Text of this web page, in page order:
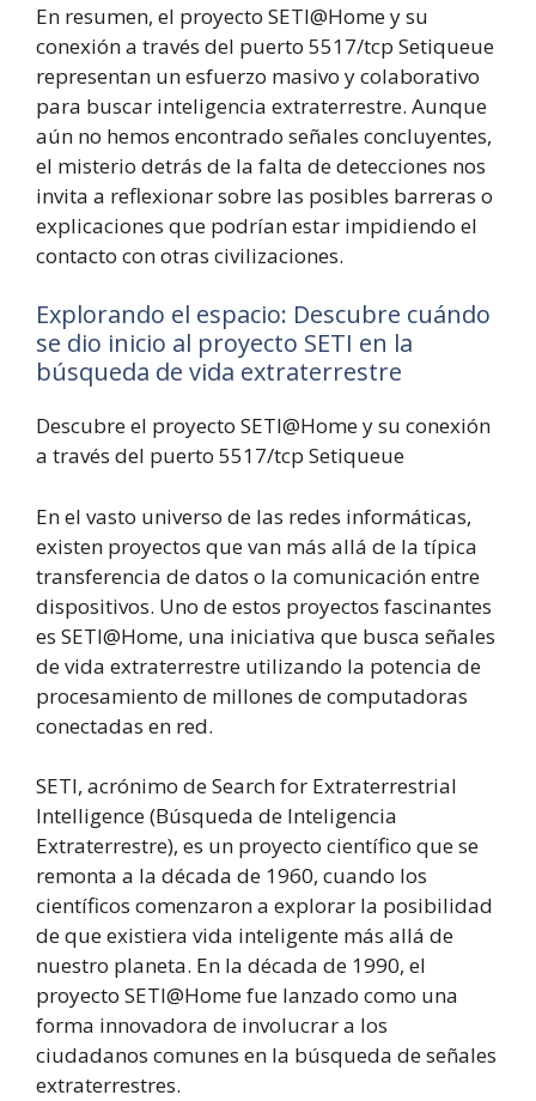
En resumen, el proyecto SETI@Home y su
conexión a través del puerto 5517/tcp Setiqueue
representan un esfuerzo masivo y colaborativo
para buscar inteligencia extraterrestre. Aunque
aún no hemos encontrado señales concluyentes,
el misterio detrás de la falta de detecciones nos
invita a reflexionar sobre las posibles barreras o
explicaciones que podrían estar impidiendo el
contacto con otras civilizaciones.
Explorando el espacio: Descubre cuándo
se dio inicio al proyecto SETI en la
búsqueda de vida extraterrestre
Descubre el proyecto SETI@Home y su conexión
a través del puerto 5517/tcp Setiqueue
En el vasto universo de las redes informáticas,
existen proyectos que van más allá de la típica
transferencia de datos o la comunicación entre
dispositivos. Uno de estos proyectos fascinantes
es SETI@Home, una iniciativa que busca señales
de vida extraterrestre utilizando la potencia de
procesamiento de millones de computadoras
conectadas en red.
SETI, acrónimo de Search for Extraterrestrial
Intelligence (Búsqueda de Inteligencia
Extraterrestre), es un proyecto científico que se
remonta a la década de 1960, cuando los
científicos comenzaron a explorar la posibilidad
de que existiera vida inteligente más allá de
nuestro planeta. En la década de 1990, el
proyecto SETI@Home fue lanzado como una
forma innovadora de involucrar a los
ciudadanos comunes en la búsqueda de señales
extraterrestres.